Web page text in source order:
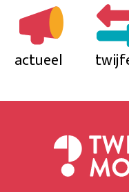
actueel